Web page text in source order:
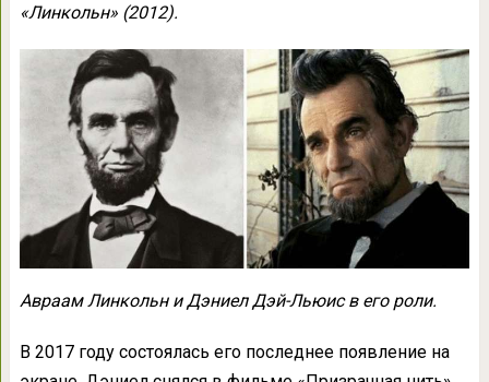
«Линкольн» (2012).
Авраам Линкольн и Дэниел Дэй-Льюис в его роли.
В 2017 году состоялась его последнее появление на